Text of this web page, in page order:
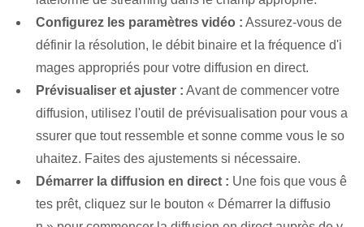
Configurez les paramètres vidéo : Assurez-vous de
définir la résolution, le débit binaire et la fréquence d'i
mages appropriés pour votre diffusion en direct.
Prévisualiser et ajuster : Avant de commencer votre
diffusion, utilisez l'outil de prévisualisation pour vous a
ssurer que tout ressemble et sonne comme vous le so
uhaitez. Faites des ajustements si nécessaire.
Démarrer la diffusion en direct : Une fois que vous ê
tes prêt, cliquez sur le bouton « Démarrer la diffusio